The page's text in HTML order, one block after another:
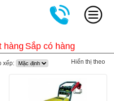
hàng Sắp có hàng
xếp: Hiển thị theo